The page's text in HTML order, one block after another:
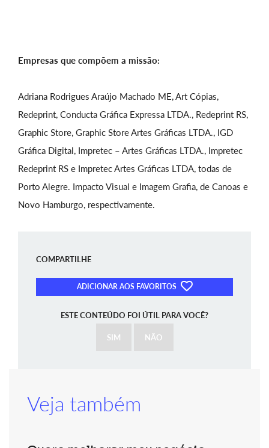
Empresas que compõem a missão:
Adriana Rodrigues Araújo Machado ME, Art Cópias,
Redeprint, Conducta Gráfica Expressa LTDA., Redeprint RS,
Graphic Store, Graphic Store Artes Gráficas LTDA., IGD
Gráfica Digital, Impretec – Artes Gráficas LTDA., Impretec
Redeprint RS e Impretec Artes Gráficas LTDA, todas de
Porto Alegre. Impacto Visual e Imagem Grafia, de Canoas e
Novo Hamburgo, respectivamente.
COMPARTILHE
ADICIONAR AOS FAVORITOS
ESTE CONTEÚDO FOI ÚTIL PARA VOCÊ?
SIM NÃO
Veja também